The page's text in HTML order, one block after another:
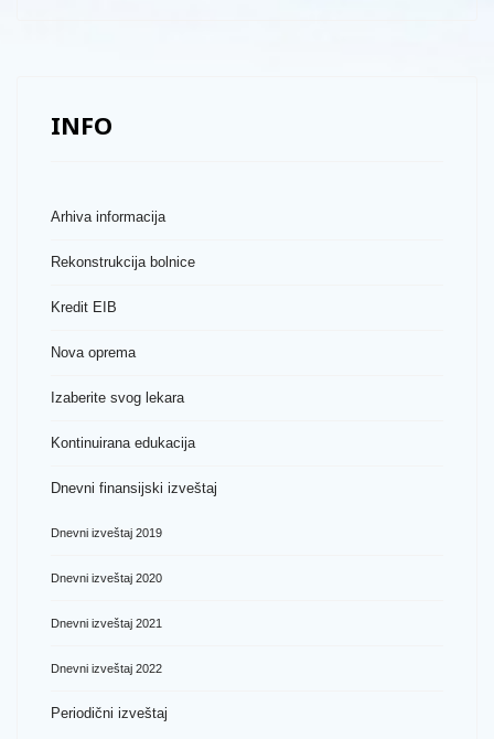
INFO
Arhiva informacija
Rekonstrukcija bolnice
Kredit EIB
Nova oprema
Izaberite svog lekara
Kontinuirana edukacija
Dnevni finansijski izveštaj
Dnevni izveštaj 2019
Dnevni izveštaj 2020
Dnevni izveštaj 2021
Dnevni izveštaj 2022
Periodični izveštaj